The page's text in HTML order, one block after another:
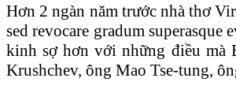
Hơn 2 ngàn năm trước nhà thơ
sed revocare gradum
kinh sợ hơn với những điều mà
Krushchev, ông Mao Tse-tung,